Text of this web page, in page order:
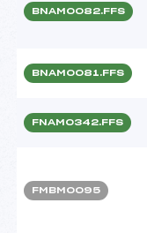
BNAM0082.FFS
BNAM0081.FFS
FNAM0342.FFS
FMBM0095